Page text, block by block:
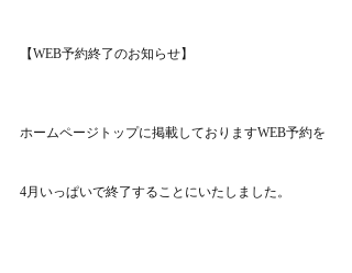
【WEB予約終了のお知らせ】
ホームページトップに掲載しておりますWEB予約を
4月いっぱいで終了することにいたしました。